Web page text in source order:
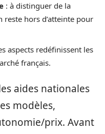
: à distinguer de la
hors d’atteinte pour
aspects redéfinissent les
français.
aides nationales
modèles,
prix. Avant